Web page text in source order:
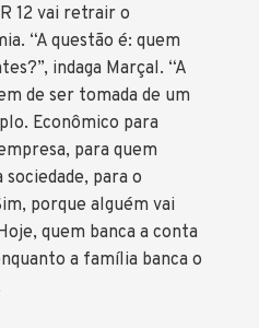
produzida ou
do trabalho
atividade e constante
elaborada pelo
adquirida ou
de condições
é realizado e
constante
no inciso I.
12 vai retrair o
“A questão é: quem
indaga Marçal. “A
de ser tomada de um
Econômico para
para quem
para o
porque alguém vai
quem banca a conta
a família banca o